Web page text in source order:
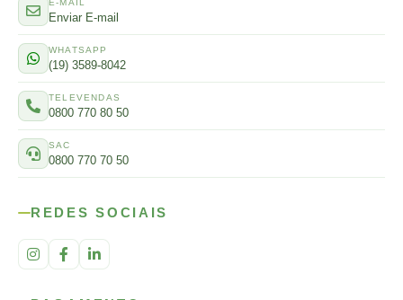
E-MAIL
Enviar E-mail
WHATSAPP
(19) 3589-8042
TELEVENDAS
0800 770 80 50
SAC
0800 770 70 50
REDES SOCIAIS